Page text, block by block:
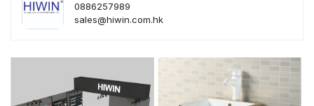
0886257989
sales@hiwin.com.hk